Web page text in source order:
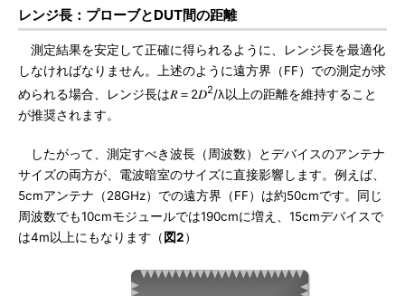
レンジ長：プローブとDUT間の距離
測定結果を安定して正確に得られるように、レンジ長を最適化
しなければなりません。上述のように遠方界（FF）での測定が求
められる場合、レンジ長は𝑅＝2𝐷2/λ以上の距離を維持すること
が推奨されます。
したがって、測定すべき波長（周波数）とデバイスのアンテナ
サイズの両方が、電波暗室のサイズに直接影響します。例えば、
5cmアンテナ（28GHz）での遠方界（FF）は約50cmです。同じ
周波数でも10cmモジュールでは190cmに増え、15cmデバイスで
は4m以上にもなります（図2）